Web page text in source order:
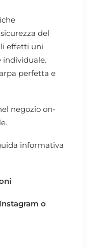
del
effetti uni
individuale.
perfetta e
negozio on-
informativa
Instagram o